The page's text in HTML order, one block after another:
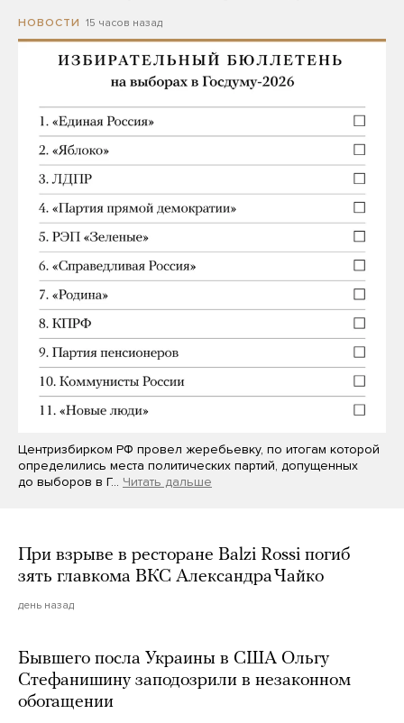
НОВОСТИ 15 часов назад
Центризбирком РФ провел жеребьевку, по итогам которой
определились места политических партий, допущенных
до выборов в Г… Читать дальше
При взрыве в ресторане Balzi Rossi погиб
зять главкома ВКС Александра Чайко
день назад
Бывшего посла Украины в США Ольгу
Стефанишину заподозрили в незаконном
обогащении